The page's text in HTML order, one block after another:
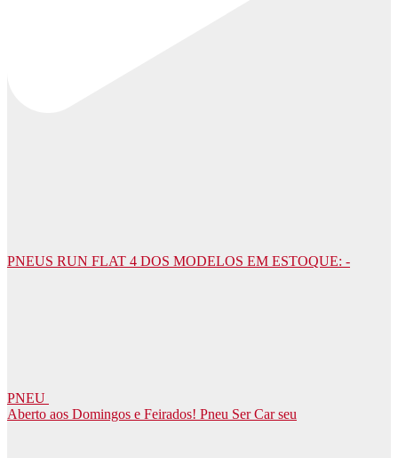
PNEUS RUN FLAT 4 DOS MODELOS EM ESTOQUE: -
PNEU
Aberto aos Domingos e Feirados! Pneu Ser Car seu